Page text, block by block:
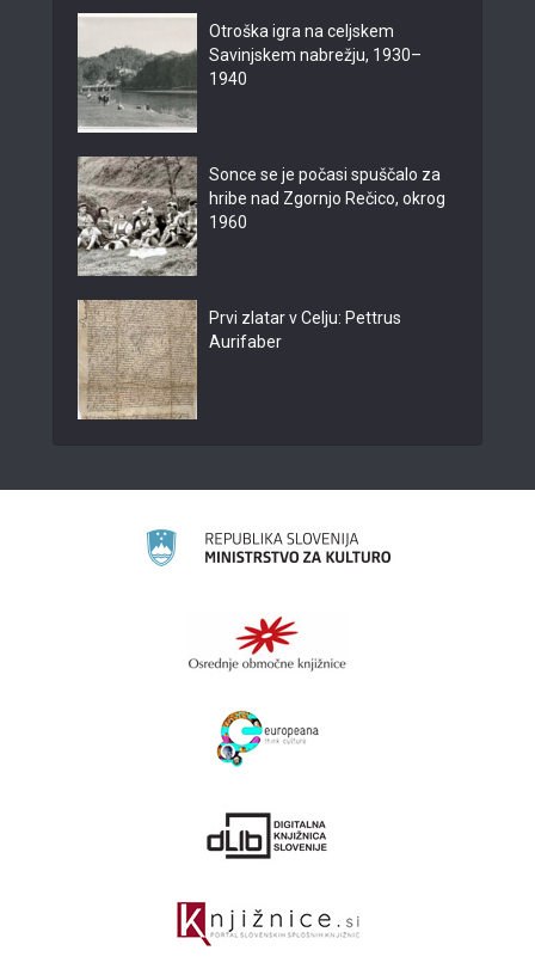
Otroška igra na celjskem
Savinjskem nabrežju, 1930–
1940
Sonce se je počasi spuščalo za
hribe nad Zgornjo Rečico, okrog
1960
Prvi zlatar v Celju: Pettrus
Aurifaber